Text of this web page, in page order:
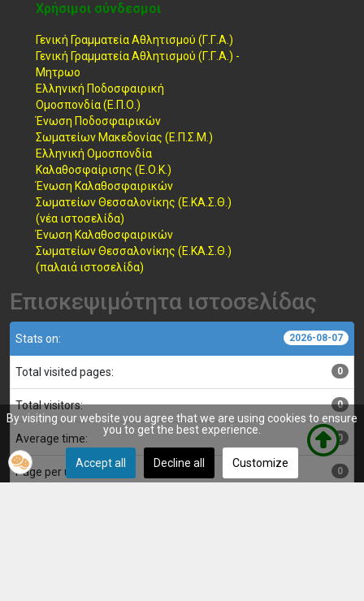
Χρήσιμοι σύνδεσμοι
Γενική Γραμματεία Αθλητισμού (Γ.Γ.Α.)
Γενική Γραμματεία Αθλητισμού (Γ.Γ.Α.) -
Μητρωο
Ελληνική Ποδοσφαιρική
Ομοσπονδία (Ε.Π.Ο.)
Ένωση Ποδοσφαιρικών
Σωματείων Μακεδονίας (Ε.Π.Σ.Μ.)
Ελληνική Ομοσπονδία
Καλαθοσφαίρισης (Ε.Ο.Κ.)
Ένωση Καλαθοσφαιρικών
Σωματείων Θεσσαλονίκης (Ε.ΚΑ.Σ.Θ.)
(νέα ιστοσελίδα)
Ένωση Καλαθοσφαιρικών
Σωματείων Θεσσαλονίκης (Ε.ΚΑ.Σ.Θ.)
(παλαιά ιστοσελίδα)
Επισκεψιμότητα ιστοσελίδας
Stats on: 2026-08-07
Total visited pages: 0
Total visitors: 0
Average time: 0
Page per user: 0
By visiting our website you agree that we are using cookies to ensure
you to get the best experience.
Accept all Decline all Customize